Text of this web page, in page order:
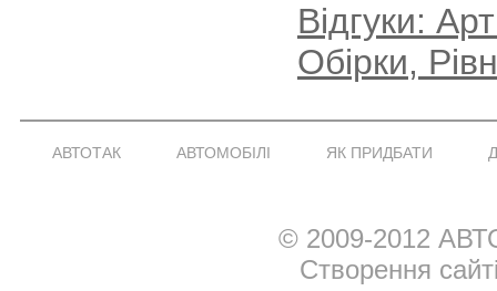
Відгуки:
Обірки,
АВТОТАК АВТОМОБІЛІ ЯК ПРИДБАТИ
© 2009-2012
Створення